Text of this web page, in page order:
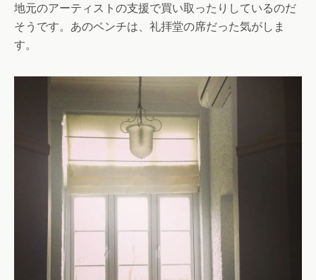
地元のアーティストの支援で買い取ったりしているのだ
そうです。あのベンチは、礼拝堂の席だった気がしま
す。